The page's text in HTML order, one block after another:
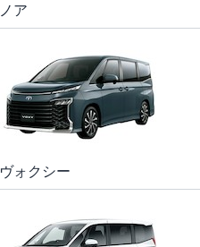
ノア
ヴォクシー